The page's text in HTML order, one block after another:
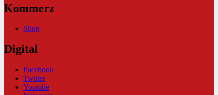
Kommerz
Shop
Digital
Facebook
Twitter
Youtube